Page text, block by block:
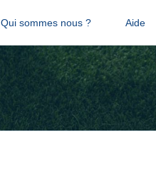
Qui sommes nous ? Aide